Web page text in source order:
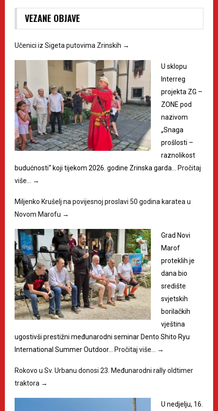
VEZANE OBJAVE
Učenici iz Sigeta putovima Zrinskih →
U sklopu
Interreg
projekta ZG –
ZONE pod
nazivom
„Snaga
prošlosti –
raznolikost
budućnosti“ koji tijekom 2026. godine Zrinska garda…
Pročitaj
više…
→
Miljenko Krušelj na povijesnoj proslavi 50 godina karatea u
Novom Marofu →
Grad Novi
Marof
proteklih je
dana bio
središte
svjetskih
borilačkih
vještina
ugostivši prestižni međunarodni seminar Dento Shito Ryu
International Summer Outdoor…
Pročitaj više… →
Rokovo u Sv. Urbanu donosi 23. Međunarodni rally oldtimer
traktora →
U nedjelju, 16.